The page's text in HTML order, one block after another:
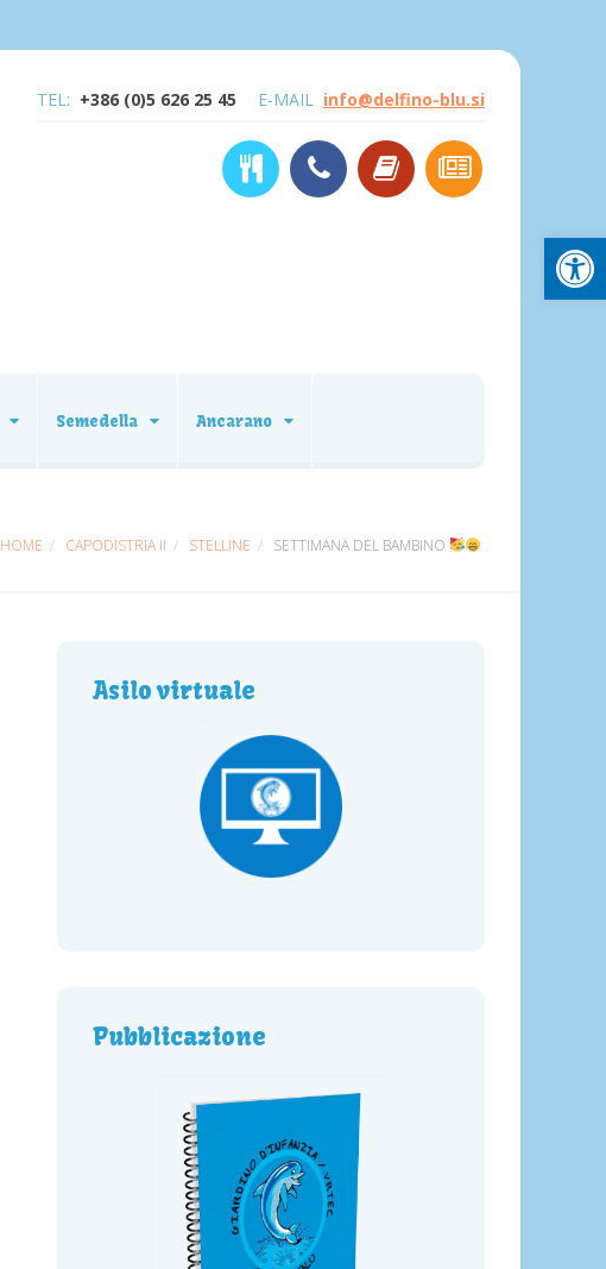
TEL: +386 (0)5 626 25 45 E-MAIL info@delfino-blu.si
Semedella Ancarano
HOME CAPODISTRIA II STELLINE SETTIMANA DEL BAMBINO
Asilo virtuale
Pubblicazione